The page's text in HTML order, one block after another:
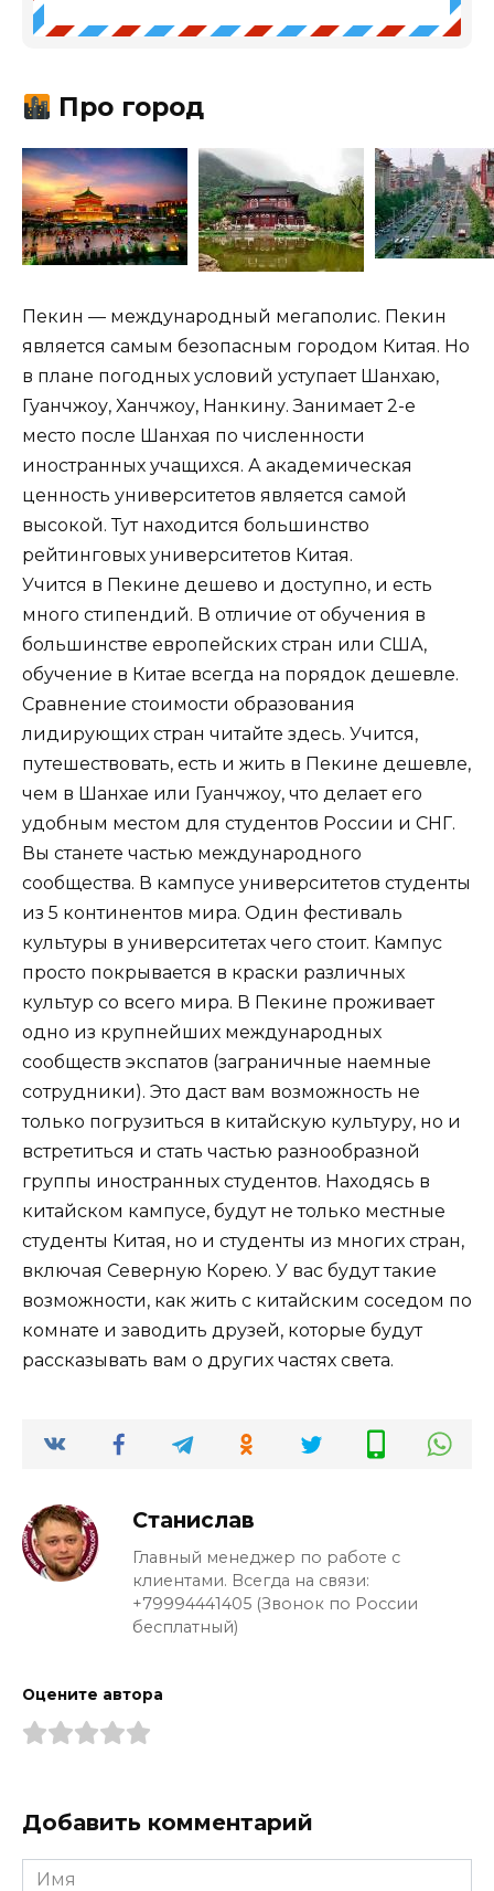
Про город
Пекин — международный мегаполис. Пекин
является самым безопасным городом Китая. Но
в плане погодных условий уступает Шанхаю,
Гуанчжоу, Ханчжоу, Нанкину. Занимает 2-е
место после Шанхая по численности
иностранных учащихся. А академическая
ценность университетов является самой
высокой. Тут находится большинство
рейтинговых университетов Китая.
Учится в Пекине дешево и доступно, и есть
много стипендий. В отличие от обучения в
большинстве европейских стран или США,
обучение в Китае всегда на порядок дешевле.
Сравнение стоимости образования
лидирующих стран читайте здесь. Учится,
путешествовать, есть и жить в Пекине дешевле,
чем в Шанхае или Гуанчжоу, что делает его
удобным местом для студентов России и СНГ.
Вы станете частью международного
сообщества. В кампусе университетов студенты
из 5 континентов мира. Один фестиваль
культуры в университетах чего стоит. Кампус
просто покрывается в краски различных
культур со всего мира. В Пекине проживает
одно из крупнейших международных
сообществ экспатов (заграничные наемные
сотрудники). Это даст вам возможность не
только погрузиться в китайскую культуру, но и
встретиться и стать частью разнообразной
группы иностранных студентов. Находясь в
китайском кампусе, будут не только местные
студенты Китая, но и студенты из многих стран,
включая Северную Корею. У вас будут такие
возможности, как жить с китайским соседом по
комнате и заводить друзей, которые будут
рассказывать вам о других частях света.
Станислав
Главный менеджер по работе с
клиентами. Всегда на связи:
+79994441405 (Звонок по России
бесплатный)
Оцените автора
Добавить комментарий
Имя